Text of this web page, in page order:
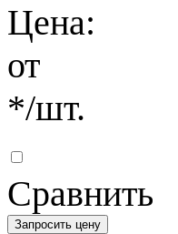
Цена:
от
*/шт.
Сравнить
Запросить цену